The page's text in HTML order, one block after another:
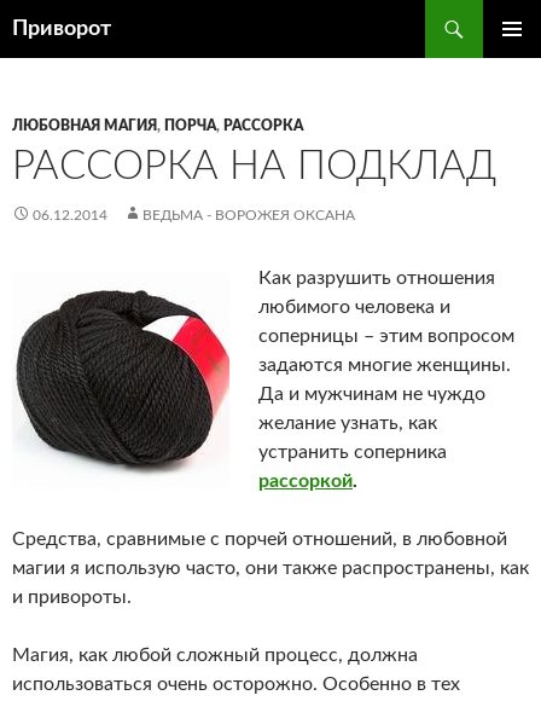
Приворот
ЛЮБОВНАЯ МАГИЯ, ПОРЧА, РАССОРКА
РАССОРКА НА ПОДКЛАД
06.12.2014 ВЕДЬМА - ВОРОЖЕЯ ОКСАНА
Как разрушить отношения
любимого человека и
соперницы – этим вопросом
задаются многие женщины.
Да и мужчинам не чуждо
желание узнать, как
устранить соперника
рассоркой.
Средства, сравнимые с порчей отношений, в любовной
магии я использую часто, они также распространены, как
и привороты.
Магия, как любой сложный процесс, должна
использоваться очень осторожно. Особенно в тех